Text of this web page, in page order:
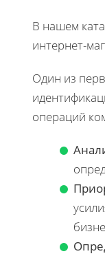
В нашем
интернет-
Один из
операций